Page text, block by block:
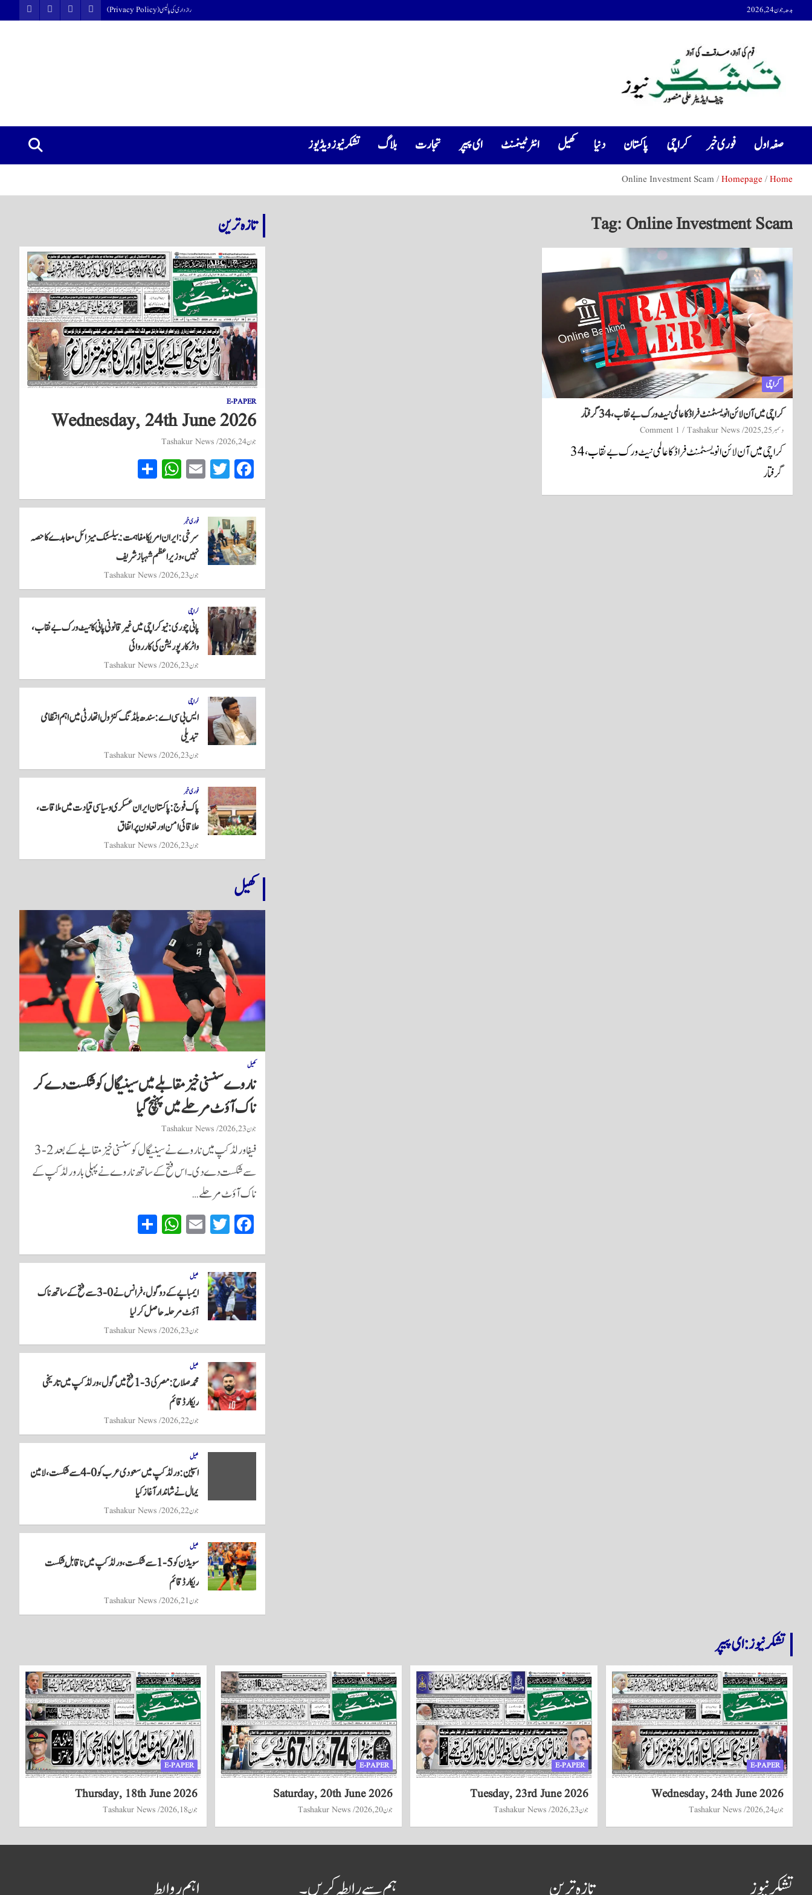
to
بدھ, جون 24, 2026 رازداری کی پالیسی (Privacy Policy)
Tashakur News
صفہ اول فوری خبر کراچی پاکستان دنیا کھیل انٹرٹینمنٹ ای پیپر تجارت بلاگ تشکرنیوز ویڈیوز
Home
Homepage
Online Investment Scam
Tag: Online Investment Scam
کراچی
کراچی میں آن لائن انویسٹمنٹ فراڈ کا عالمی نیٹ ورک بے نقاب، 34 گرفتار
دسمبر 25, 2025 Tashakur News
1 Comment
کراچی میں آن لائن انویسٹمنٹ فراڈ کا عالمی نیٹ ورک بے نقاب، 34
گرفتار
تازہ ترین
E-PAPER
Wednesday, 24th June 2026
جون 24, 2026 Tashakur News
Fa
ce
bo
ok
T
wi
tte
r
E
m
ail
W
ha
ts
A
pp
re
فوری خبر
سرخی: ایران امریکا مفاہمت: بیلسٹک میزائل معاہدے کا حصہ
نہیں، وزیراعظم شہباز شریف
جون 23, 2026 Tashakur News
کراچی
پانی چوری: نیو کراچی میں غیر قانونی پانی کا نیٹ ورک بے نقاب،
واٹر کارپوریشن کی کارروائی
جون 23, 2026 Tashakur News
کراچی
ایس بی سی اے: سندھ بلڈنگ کنٹرول اتھارٹی میں اہم انتظامی
تبدیلی
جون 23, 2026 Tashakur News
فوری خبر
پاک فوج: پاکستان ایران عسکری و سیاسی قیادت میں ملاقات،
علاقائی امن اور تعاون پر اتفاق
جون 23, 2026 Tashakur News
کھیل
کھیل
ناروے سنسنی خیز مقابلے میں سینیگال کو شکست دے کر
ناک آؤٹ مرحلے میں پہنچ گیا
جون 23, 2026 Tashakur News
فیفا ورلڈکپ میں ناروے نے سینیگال کو سنسنی خیز مقابلے کے بعد 2-3
سے شکست دے دی۔ اس فتح کے ساتھ ناروے نے پہلی بار ورلڈکپ کے
ناک آؤٹ مرحلے…
Fa
ce
bo
ok
T
wi
tte
r
E
m
ail
W
ha
ts
A
pp
re
کھیل
ایمباپے کے دو گول، فرانس نے 0-3 سے فتح کے ساتھ ناک
آؤٹ مرحلہ حاصل کر لیا
جون 23, 2026 Tashakur News
کھیل
محمد صلاح: مصر کی 3-1 فتح میں گول، ورلڈکپ میں تاریخی
ریکارڈ قائم
جون 22, 2026 Tashakur News
کھیل
اسپین: ورلڈکپ میں سعودی عرب کو 0-4 سے شکست، لامین
یمال نے شاندار آغاز کیا
جون 22, 2026 Tashakur News
کھیل
سویڈن کو 5-1 سے شکست، ورلڈ کپ میں ناقابلِ شکست
ریکارڈ قائم
جون 21, 2026 Tashakur News
تشکر نیوز: ای پیپر
E-PAPER
Wednesday, 24th June 2026
جون 24, 2026 Tashakur News
E-PAPER
Tuesday, 23rd June 2026
جون 23, 2026 Tashakur News
E-PAPER
Saturday, 20th June 2026
جون 20, 2026 Tashakur News
E-PAPER
Thursday, 18th June 2026
جون 18, 2026 Tashakur News
تشکر نیوز تازہ ترین ہم سے رابطہ کریں۔ اہم روابط